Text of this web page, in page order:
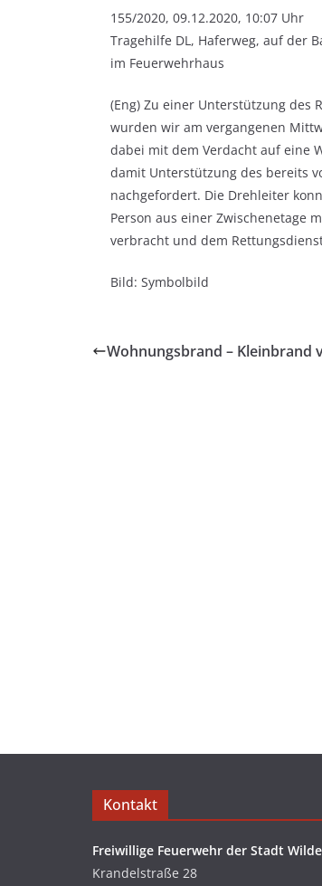
155/2020, 09.12.2020, 10:07 Uhr
Tragehilfe DL, Haferweg, auf der
im Feuerwehrhaus
(Eng) Zu einer Unterstützung des
wurden wir am vergangenen
dabei mit dem Verdacht auf eine
damit Unterstützung des bereits
nachgefordert. Die Drehleiter
Person aus einer Zwischenetage
verbracht und dem
Bild: Symbolbild
Wohnungsbrand – Kleinbrand
Kontakt
Freiwillige Feuerwehr der Stadt
Krandelstraße 28